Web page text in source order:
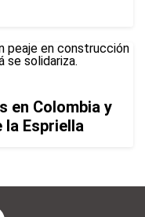
en Colombia y
la Espriella